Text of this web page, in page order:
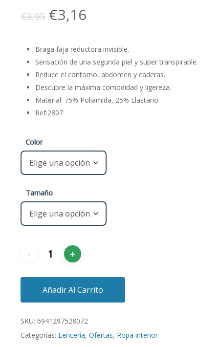
€3,95 El
precio
original
era:
€3,95.
€3,16El
actual
es:
€3,16.
Braga faja reductora invisible.
Sensación de una segunda piel y super transpirable.
Reduce el contorno, abdomen y caderas.
Descubre la máxima comodidad y ligereza.
Material: 75% Poliamida, 25% Elastano
Ref:2807
Color
Tamaño
Añadir Al Carrito
SKU: 6941297528072
Categorías: Lencería, Ofertas, Ropa interior